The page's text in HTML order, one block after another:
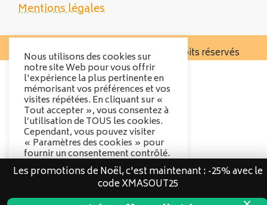
Mentions légales
Copyright 2025 Tente Trek - Tous droits réservés
Nous utilisons des cookies sur
notre site Web pour vous offrir
l'expérience la plus pertinente en
mémorisant vos préférences et vos
visites répétées. En cliquant sur «
Tout accepter », vous consentez à
l’utilisation de TOUS les cookies.
Cependant, vous pouvez visiter
« Paramètres des cookies » pour
fournir un consentement contrôlé.
Options des cookies
Tout accepter
Les promotions de Noël, c'est maintenant : -25% avec le
code XMASOUT25